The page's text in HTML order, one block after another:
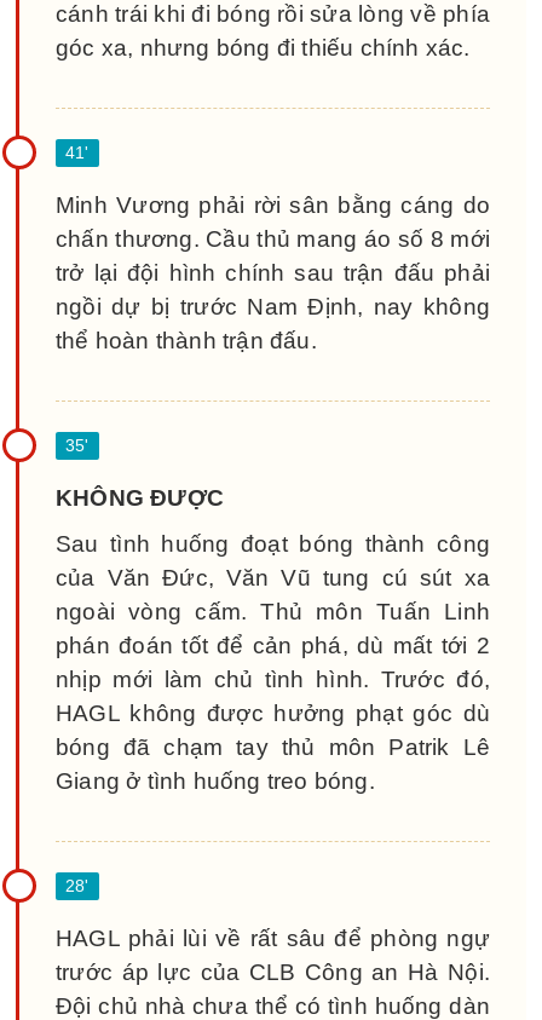
cánh trái khi đi bóng rồi sửa lòng về phía
góc xa, nhưng bóng đi thiếu chính xác.
Minh Vương phải rời sân bằng cáng do
chấn thương. Cầu thủ mang áo số 8 mới
trở lại đội hình chính sau trận đấu phải
ngồi dự bị trước Nam Định, nay không
thể hoàn thành trận đấu.
KHÔNG ĐƯỢC
Sau tình huống đoạt bóng thành công
của Văn Đức, Văn Vũ tung cú sút xa
ngoài vòng cấm. Thủ môn Tuấn Linh
phán đoán tốt để cản phá, dù mất tới 2
nhịp mới làm chủ tình hình. Trước đó,
HAGL không được hưởng phạt góc dù
bóng đã chạm tay thủ môn Patrik Lê
Giang ở tình huống treo bóng.
HAGL phải lùi về rất sâu để phòng ngự
trước áp lực của CLB Công an Hà Nội.
Đội chủ nhà chưa thể có tình huống dàn